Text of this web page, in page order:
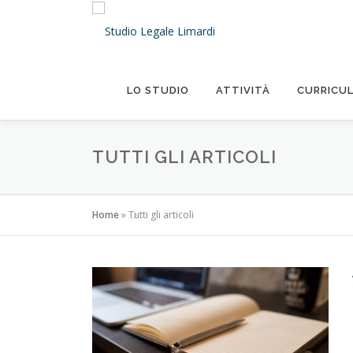
LO STUDIO ATTIVITÀ
TUTTI GLI ARTICOLI
Home»Tutti gli articoli
T
u